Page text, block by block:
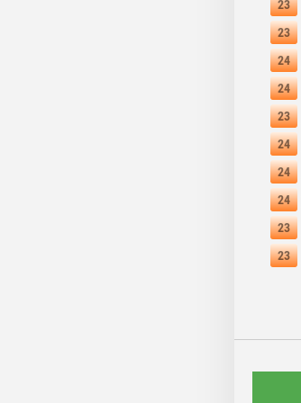
23
23
24
24
23
24
24
24
23
23